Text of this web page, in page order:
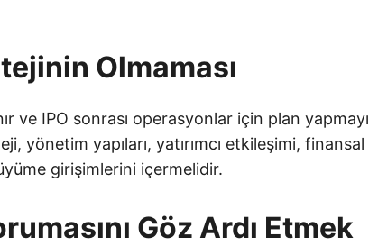
Olmaması
ve IPO sonrası operasyonlar için plan yapmayı
yönetim yapıları, yatırımcı etkileşimi, finansal
girişimlerini içermelidir.
Göz Ardı Etmek